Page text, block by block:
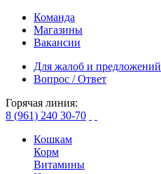
Команда
Магазины
Вакансии
Для жалоб и предложений
Вопрос / Ответ
Горячая линия:
8 (961) 240 30-70
Кошкам
Корм
Витамины